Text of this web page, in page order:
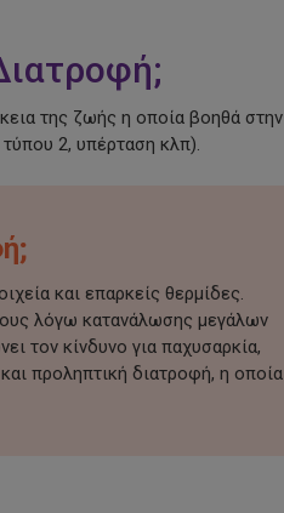
της ζωής η οποία βοηθά στην
2, υπέρταση κλπ).
και επαρκείς θερμίδες.
λόγω κατανάλωσης μεγάλων
τον κίνδυνο για παχυσαρκία,
προληπτική διατροφή, η οποία